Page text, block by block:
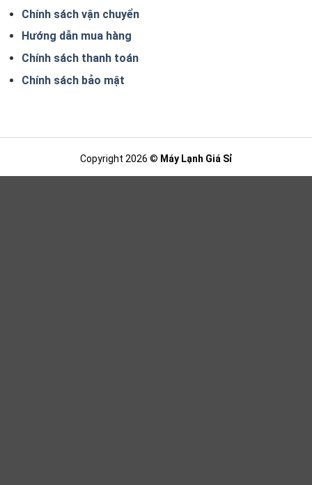
Chính sách vận chuyển
Hướng dẫn mua hàng
Chính sách thanh toán
Chính sách bảo mật
Copyright 2026 © Máy Lạnh Giá Sỉ